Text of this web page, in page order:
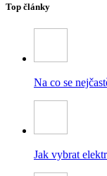
Top články
Na co se
Jak vybrat